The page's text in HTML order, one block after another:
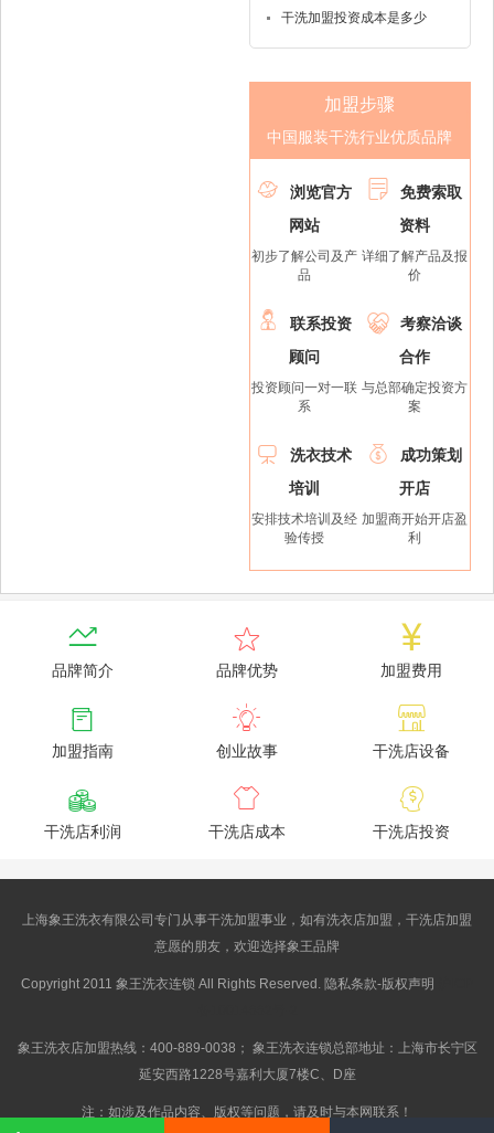
干洗加盟投资成本是多少
加盟步骤
中国服装干洗行业优质品牌

浏览官方
网站
初步了解公司及产
品

免费索取
资料
详细了解产品及报
价

联系投资
顾问
投资顾问一对一联
系

考察洽谈
合作
与总部确定投资方
案

洗衣技术
培训
安排技术培训及经
验传授

成功策划
开店
加盟商开始开店盈
利

品牌简介

品牌优势

加盟费用

加盟指南

创业故事

干洗店设备

干洗店利润

干洗店成本

干洗店投资
上海象王洗衣有限公司专门从事干洗加盟事业，如有洗衣店加盟，干洗店加盟
意愿的朋友，欢迎选择象王品牌
Copyright 2011 象王洗衣连锁 All Rights Reserved. 隐私条款-版权声明
象王洗衣店加盟热线：400-889-0038； 象王洗衣连锁总部地址：上海市长宁区
延安西路1228号嘉利大厦7楼C、D座
注：如涉及作品内容、版权等问题，请及时与本网联系！